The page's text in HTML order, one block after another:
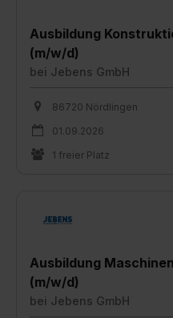
Ausbildung
(m/w/d)
bei Jebens GmbH
86720 Nördlingen
01.09.2026
1 freier Platz
Ausbildung
(m/w/d)
bei Jebens GmbH